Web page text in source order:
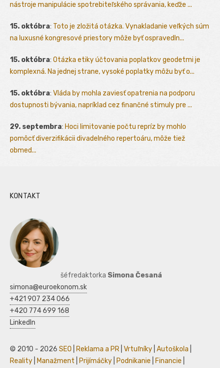
nástroje manipulácie spotrebiteľského správania, keďže ...
15. októbra: Toto je zložitá otázka. Vynakladanie veľkých súm
na luxusné kongresové priestory môže byť ospravedln...
15. októbra: Otázka etiky účtovania poplatkov geodetmi je
komplexná. Na jednej strane, vysoké poplatky môžu byť o...
15. októbra: Vláda by mohla zaviesť opatrenia na podporu
dostupnosti bývania, napríklad cez finančné stimuly pre ...
29. septembra: Hoci limitovanie počtu repríz by mohlo
pomôcť diverzifikácii divadelného repertoáru, môže tiež
obmed...
KONTAKT
šéfredaktorka Simona Česaná
simona@euroekonom.sk
+421 907 234 066
+420 774 699 168
LinkedIn
© 2010 - 2026 SEO Reklama a PR Vrtuľníky Autoškola
Reality
Manažment Prijímáčky Podnikanie Financie